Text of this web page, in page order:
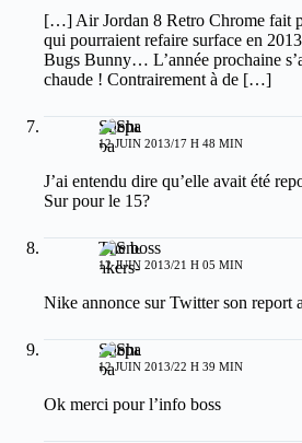
[…] Air Jordan 8 Retro Chrome fait
qui pourraient refaire surface en
Bugs Bunny… L’année prochaine
chaude ! Contrairement à de […]
Shepa
12 JUIN 2013/17 H 48 MIN
J’ai entendu dire qu’elle avait été
Sur pour le 15?
The boss
12 JUIN 2013/21 H 05 MIN
Nike annonce sur Twitter son report
Shepa
12 JUIN 2013/22 H 39 MIN
Ok merci pour l’info boss